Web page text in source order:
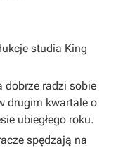
studia King
dobrze radzi sobie
drugim kwartale o
ubiegłego roku.
spędzają na